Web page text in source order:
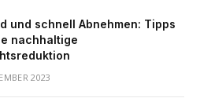
und schnell Abnehmen: Tipps
nachhaltige
2023